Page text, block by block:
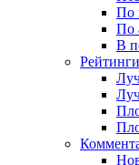
По
По
В
Рейтинги